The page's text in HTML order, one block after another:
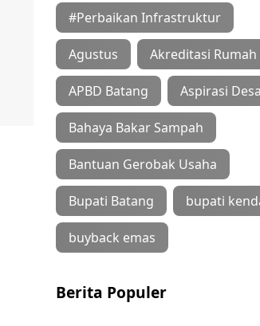
#Perbaikan Infrastruktur
Agustus Akreditasi Rumah
APBD Batang Aspirasi Desa
Bahaya Bakar Sampah
Bantuan Gerobak Usaha
Bupati Batang bupati
buyback emas
Berita Populer